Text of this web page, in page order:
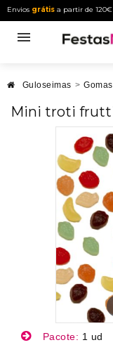
Envios grátis a partir de 120€
Guloseimas > Gomas
Mini troti frutti
Pacote: 1 ud